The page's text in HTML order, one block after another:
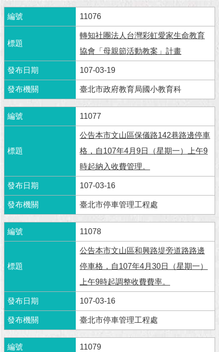
11076
轉知社團法人台灣彩虹愛家生命教育
協會「母親節活動教案」計畫
107-03-19
臺北市政府教育局國小教育科
11077
公告本市文山區保儀路142巷路邊停車
格，自107年4月9日（星期一）上午9
時起納入收費管理。
107-03-16
臺北市停車管理工程處
11078
公告本市文山區和興路堤旁道路路邊
停車格，自107年4月30日（星期一）
上午9時起調整收費費率。
107-03-16
臺北市停車管理工程處
11079